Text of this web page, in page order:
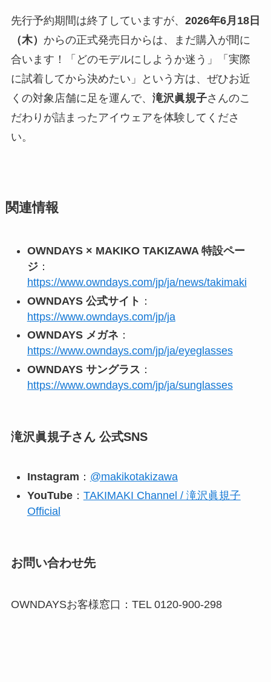
先行予約期間は終了していますが、 2026年6月18日
（木） からの正式発売日からは、まだ購入が間に
合います！「どのモデルにしようか迷う」「実際
に試着してから決めたい」という方は、ぜひお近
くの対象店舗に足を運んで、 滝沢眞規子さんのこ
だわりが詰まったアイウェアを体験してくださ
い。
関連情報
OWNDAYS × MAKIKO TAKIZAWA 特設ペー
ジ：
https://www.owndays.com/jp/ja/news/takimaki
OWNDAYS 公式サイト ：
https://www.owndays.com/jp/ja
OWNDAYS メガネ ：
https://www.owndays.com/jp/ja/eyeglasses
OWNDAYS サングラス ：
https://www.owndays.com/jp/ja/sunglasses
滝沢眞規子さん 公式SNS
Instagram ： @makikotakizawa
YouTube： TAKIMAKI Channel / 滝沢眞規子
Official
お問い合わせ先
OWNDAYSお客様窓口：TEL 0120-900-298